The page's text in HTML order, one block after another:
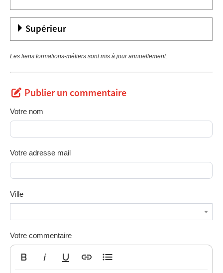
Supérieur
Les liens formations-métiers sont mis à jour annuellement.
Publier un commentaire
Votre nom
Votre adresse mail
Ville
Votre commentaire